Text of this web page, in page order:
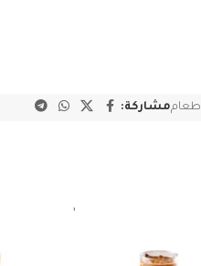
طعاممشاركة: